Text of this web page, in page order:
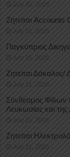
July 31, 2026
Ζητείται Accounts
July 31, 2026
Παγκύπριος
July 31, 2026
Ζητείται
July 31, 2026
Σύνδεσμος Φίλων
Λευκωσίας και
July 31, 2026
Ζητείται
July 31, 2026